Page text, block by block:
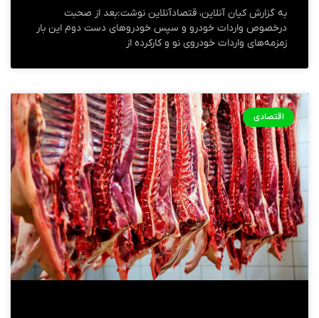
به گزارش کیان آنلاین، قتصادآنلاین نوشت:بعد از صحبت
درخصوص واردات خودرو و سپس خودروهای دست دوم این بار
زمزمه‌های واردات خودروی نو و کارکرده از
اقتصادی